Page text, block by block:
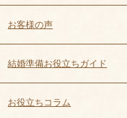
お客様の声
結婚準備お役立ちガイド
お役立ちコラム